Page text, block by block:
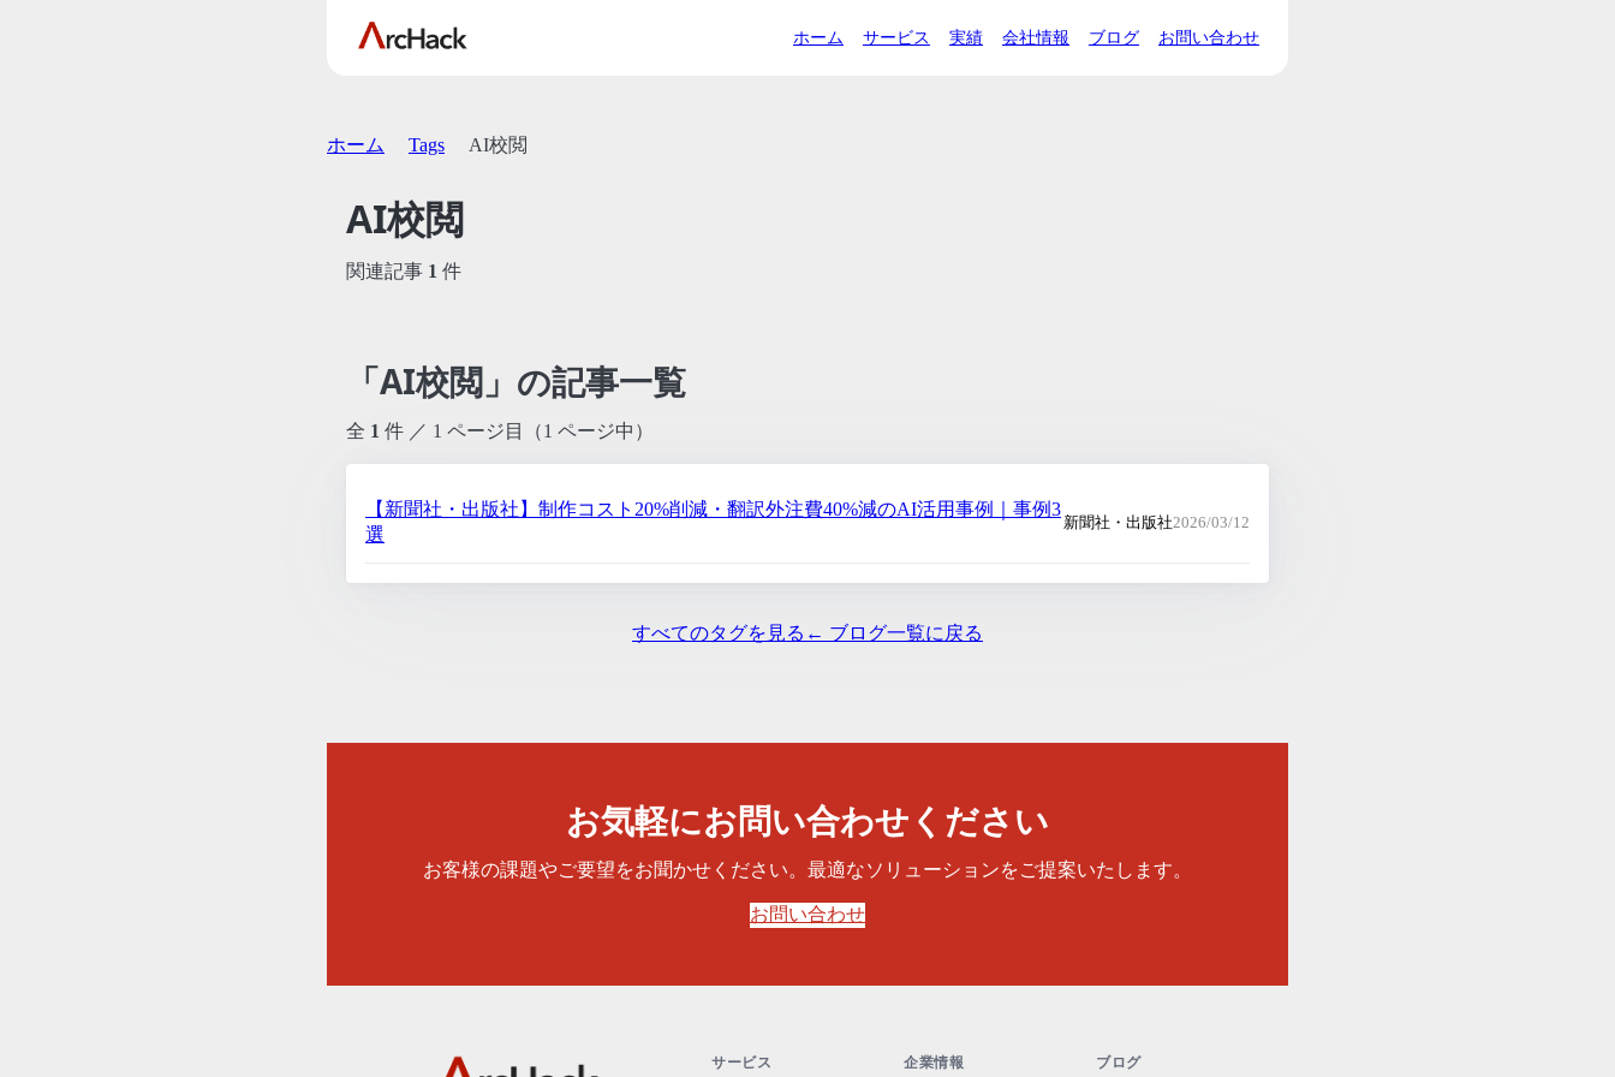
ホーム サービス 実績 会社情報 ブログ お問い合わせ
ホーム Tags AI校閲
AI校閲
関連記事 1 件
「AI校閲」の記事一覧
全 1 件 ／ 1 ページ目（1 ページ中）
【新聞社・出版社】制作コスト20%削減・翻訳外注費40%減のAI活用事例｜事例3
選
新聞社・出版社2026/03/12
すべてのタグを見る ← ブログ一覧に戻る
お気軽にお問い合わせください
お客様の課題やご要望をお聞かせください。最適なソリューションをご提案いたします。
お問い合わせ
サービス 企業情報 ブログ